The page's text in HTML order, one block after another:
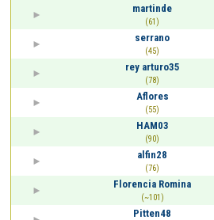
martinde
(61)
serrano
(45)
rey arturo35
(78)
Aflores
(55)
HAM03
(90)
alfin28
(76)
Florencia Romina
(~101)
Pitten48